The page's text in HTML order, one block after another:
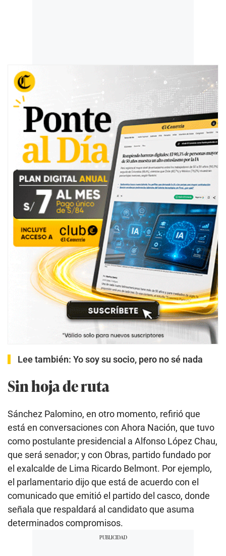
Lee también: Yo soy su socio, pero no sé nada
Sin hoja de ruta
Sánchez Palomino, en otro momento, refirió que
está en conversaciones con Ahora Nación, que tuvo
como postulante presidencial a Alfonso López Chau,
que será senador; y con Obras, partido fundado por
el exalcalde de Lima Ricardo Belmont. Por ejemplo,
el parlamentario dijo que está de acuerdo con el
comunicado que emitió el partido del casco, donde
señala que respaldará al candidato que asuma
determinados compromisos.